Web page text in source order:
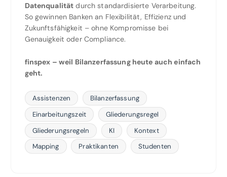
Datenqualität durch standardisierte Verarbeitung.
So gewinnen Banken an Flexibilität, Effizienz und
Zukunftsfähigkeit – ohne Kompromisse bei
Genauigkeit oder Compliance.
finspex – weil Bilanzerfassung heute auch einfach
geht.
Assistenzen
Bilanzerfassung
Einarbeitungszeit
Gliederungsregel
Gliederungsregeln
KI
Kontext
Mapping
Praktikanten Studenten